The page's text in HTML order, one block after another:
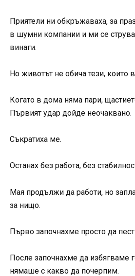
Приятели ни обкръжаваха, за
в шумни компании и ми се
винаги.
Но животът не обича тези, които
Когато в дома няма пари,
Първият удар дойде неочаквано.
Съкратиха ме.
Останах без работа, без
Мая продължи да работи, но
за нищо.
Първо започнахме просто да
После започнахме да избягваме
нямаше с какво да почерпим.